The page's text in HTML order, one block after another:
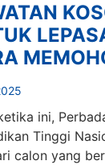
ini,
Tinggi
calon yang